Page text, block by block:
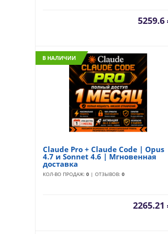
5259.6
В НАЛИЧИИ
Claude Pro + Claude Code | Opus
4.7 и Sonnet 4.6 | Мгновенная
доставка
КОЛ-ВО ПРОДАЖ: 0 | ОТЗЫВОВ: 0
2265.21